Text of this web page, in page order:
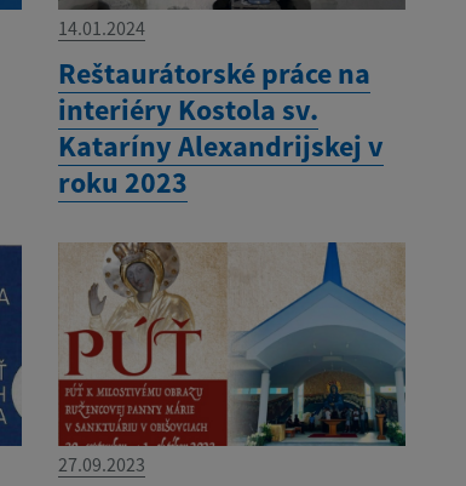
14.01.2024
Reštaurátorské práce na
interiéry Kostola sv.
Kataríny Alexandrijskej v
roku 2023
27.09.2023